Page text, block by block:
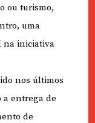
ou turismo,
uma
na iniciativa
nos últimos
a entrega de
de